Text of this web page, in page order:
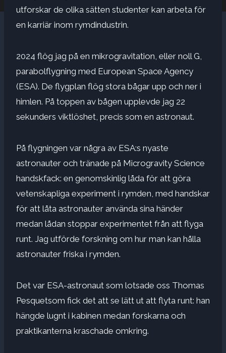
utforskar de olika sätten studenter kan arbeta för
en karriär inom rymdindustrin.
2024 flög jag på en mikrogravitation, eller noll G,
parabolflygning med European Space Agency
(ESA). De flygplan flög stora bågar upp och ner i
himlen. På toppen av bågen upplevde jag 22
sekunders viktlöshet, precis som en astronaut.
På flygningen var några av ESA:s nyaste
astronauter och tränade på Microgravity Science
handskfack: en genomskinlig låda för att göra
vetenskapliga experiment i rymden, med handskar
för att låta astronauter använda sina händer
medan lådan stoppar experimentet från att flyga
runt. Jag utförde forskning om hur man kan hålla
astronauter friska i rymden.
Det var ESA-astronaut som lotsade oss Thomas
Pesquetsom fick det att se lätt ut att flyta runt: han
hängde lugnt i kabinen medan forskarna och
praktikanterna kraschade omkring.